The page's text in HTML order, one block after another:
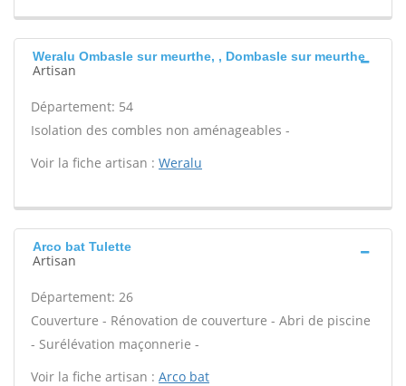
Weralu Ombasle sur meurthe, , Dombasle sur meurthe
Artisan
Département: 54
Isolation des combles non aménageables -
Voir la fiche artisan : Weralu
Arco bat Tulette
Artisan
Département: 26
Couverture - Rénovation de couverture - Abri de piscine
- Surélévation maçonnerie -
Voir la fiche artisan : Arco bat